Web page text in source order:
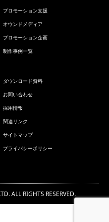
プロモーション支援
オウンドメディア
プロモーション企画
制作事例一覧
ダウンロード資料
お問い合わせ
採用情報
関連リンク
サイトマップ
プライバシーポリシー
ALL RIGHTS RESERVED.